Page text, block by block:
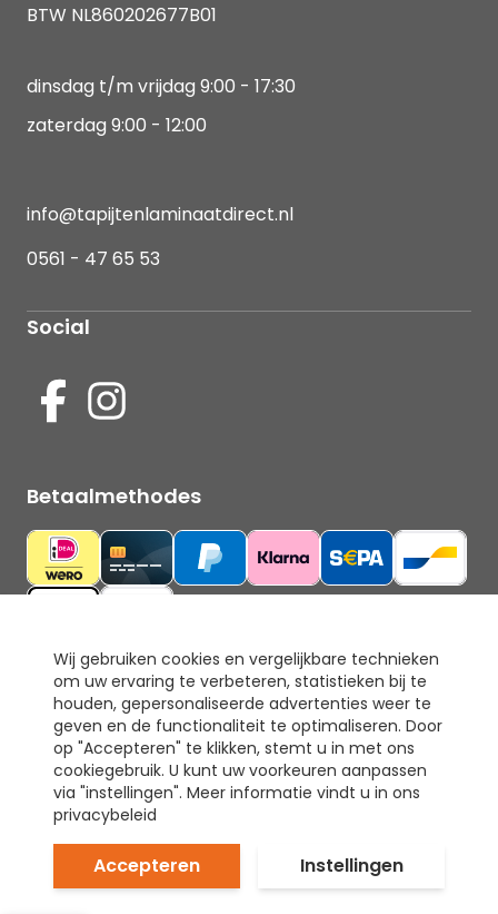
Wij gebruiken cookies en vergelijkbare technieken
om uw ervaring te verbeteren, statistieken bij te
houden, gepersonaliseerde advertenties weer te
geven en de functionaliteit te optimaliseren. Door
op "Accepteren" te klikken, stemt u in met ons
cookiegebruik. U kunt uw voorkeuren aanpassen
via "instellingen". Meer informatie vindt u in ons
privacybeleid
Accepteren Instellingen
BTW NL860202677B01
dinsdag t/m vrijdag 9:00 - 17:30
zaterdag 9:00 - 12:00
info@tapijtenlaminaatdirect.nl
0561 - 47 65 53
Social
Betaalmethodes
Ons keurmerk
© Tapijt & Laminaat Direct. Alle rechten voorbehouden.
Prijzen inclusief 21% BTW.